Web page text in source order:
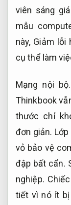
viên sáng
mẫu
này, Giảm lỗi
cụ thể làm
Mạng nội bộ.
Thinkbook
thước chỉ
đơn giản.
vỏ bảo vệ
đập bất cẩn.
nghiệp.
tiết vì nó ít bị